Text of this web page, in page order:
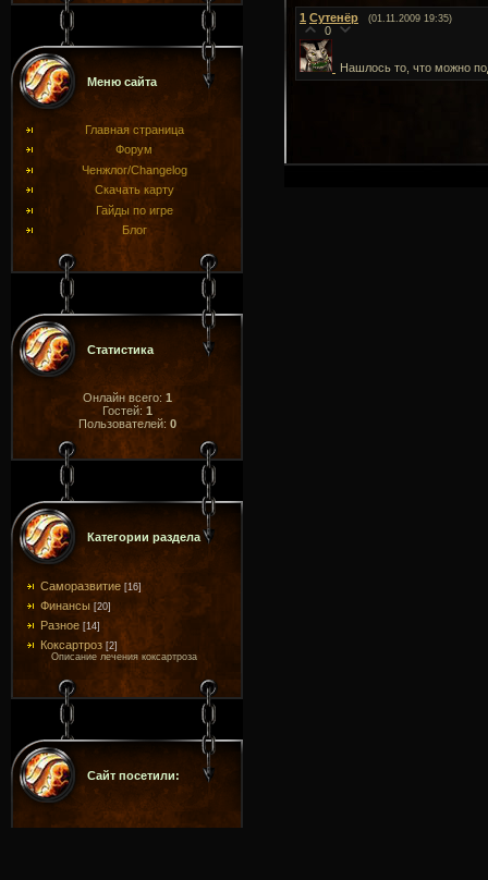
Меню сайта
Главная страница
Форум
Ченжлог/Changelog
Скачать карту
Гайды по игре
Блог
Статистика
Онлайн всего: 1
Гостей: 1
Пользователей: 0
Категории раздела
Саморазвитие [16]
Финансы [20]
Разное [14]
Коксартроз [2]
Описание лечения коксартроза
Сайт посетили:
1 Сутенёр (01.11.2009 19:35)
0
Нашлось то, что можно